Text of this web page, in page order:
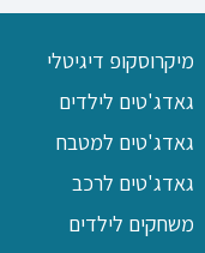
מיקרוסקופ דיגיטלי
גאדג'טים לילדים
גאדג'טים למטבח
גאדג'טים לרכב
משחקים לילדים